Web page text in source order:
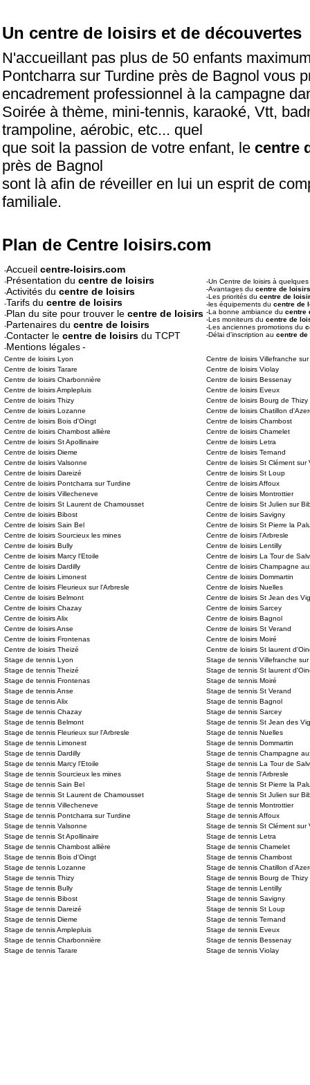
Un centre de loisirs et de découvertes
N'accueillant pas plus de 50 enfants
Pontcharra sur Turdine près de Bagnol vous
encadrement professionnel à la campagne
Soirée à thème, mini-tennis, karaoké, Vtt,
trampoline, aérobic, etc... quel
que soit la passion de votre enfant, le centre
près de Bagnol
sont là afin de réveiller en lui un esprit de
familiale.
Plan de Centre loisirs.com
-Accueil centre-loisirs.com
-Présentation du centre de loisirs
-Activités du centre de loisirs
-Tarifs du centre de loisirs
-Plan du site pour trouver le centre de loisirs
-Partenaires du centre de loisirs
-Contacter le centre de loisirs du TCPT
-Mentions légales-
-Un Centre de loisirs à
-Avantages du centre de
-Les priorités du centre de
-les équipements du centre de
-La bonne ambiance du centre
-Les moniteurs du centre de
-Les anciennes promotions du
-Délai d'inscription au centre
Centre de loisirs Lyon
Centre de loisirs Villefranche
Centre de loisirs Tarare
Centre de loisirs Violay
Centre de loisirs Charbonnière
Centre de loisirs Bessenay
Centre de loisirs Amplepluis
Centre de loisirs Eveux
Centre de loisirs Thizy
Centre de loisirs Bourg de Thizy
Centre de loisirs Lozanne
Centre de loisirs Chatillon
Centre de loisirs Bois d'Oingt
Centre de loisirs Chambost
Centre de loisirs Chambost allière
Centre de loisirs Chamelet
Centre de loisirs St Apollinaire
Centre de loisirs Letra
Centre de loisirs Dieme
Centre de loisirs Ternand
Centre de loisirs Valsonne
Centre de loisirs St Clément sur
Centre de loisirs Dareizé
Centre de loisirs St Loup
Centre de loisirs Pontcharra sur Turdine
Centre de loisirs Affoux
Centre de loisirs Villecheneve
Centre de loisirs Montrottier
Centre de loisirs St Laurent de Chamousset
Centre de loisirs St Julien sur
Centre de loisirs Bibost
Centre de loisirs Savigny
Centre de loisirs Sain Bel
Centre de loisirs St Pierre la
Centre de loisirs Sourcieux les mines
Centre de loisirs l'Arbresle
Centre de loisirs Bully
Centre de loisirs Lentilly
Centre de loisirs Marcy l'Etoile
Centre de loisirs La Tour de
Centre de loisirs Dardilly
Centre de loisirs Champagne
Centre de loisirs Limonest
Centre de loisirs Dommartin
Centre de loisirs Fleurieux sur l'Arbresle
Centre de loisirs Nuelles
Centre de loisirs Belmont
Centre de loisirs St Jean des
Centre de loisirs Chazay
Centre de loisirs Sarcey
Centre de loisirs Alix
Centre de loisirs Bagnol
Centre de loisirs Anse
Centre de loisirs St Verand
Centre de loisirs Frontenas
Centre de loisirs Moiré
Centre de loisirs Theizé
Centre de loisirs St laurent
Stage de tennis Lyon
Stage de tennis Villefranche
Stage de tennis Theizé
Stage de tennis St laurent
Stage de tennis Frontenas
Stage de tennis Moiré
Stage de tennis Anse
Stage de tennis St Verand
Stage de tennis Alix
Stage de tennis Bagnol
Stage de tennis Chazay
Stage de tennis Sarcey
Stage de tennis Belmont
Stage de tennis St Jean des
Stage de tennis Fleurieux sur l'Arbresle
Stage de tennis Nuelles
Stage de tennis Limonest
Stage de tennis Dommartin
Stage de tennis Dardilly
Stage de tennis Champagne
Stage de tennis Marcy l'Etoile
Stage de tennis La Tour de
Stage de tennis Sourcieux les mines
Stage de tennis l'Arbresle
Stage de tennis Sain Bel
Stage de tennis St Pierre la
Stage de tennis St Laurent de Chamousset
Stage de tennis St Julien sur
Stage de tennis Villecheneve
Stage de tennis Montrottier
Stage de tennis Pontcharra sur Turdine
Stage de tennis Affoux
Stage de tennis Valsonne
Stage de tennis St Clément sur
Stage de tennis St Apollinaire
Stage de tennis Letra
Stage de tennis Chambost allière
Stage de tennis Chamelet
Stage de tennis Bois d'Oingt
Stage de tennis Chambost
Stage de tennis Lozanne
Stage de tennis Chatillon
Stage de tennis Thizy
Stage de tennis Bourg de Thizy
Stage de tennis Bully
Stage de tennis Lentilly
Stage de tennis Bibost
Stage de tennis Savigny
Stage de tennis Dareizé
Stage de tennis St Loup
Stage de tennis Dieme
Stage de tennis Ternand
Stage de tennis Amplepluis
Stage de tennis Eveux
Stage de tennis Charbonnière
Stage de tennis Bessenay
Stage de tennis Tarare
Stage de tennis Violay